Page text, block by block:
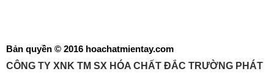
Bản quyền © 2016 hoachatmientay.com
CÔNG TY XNK TM SX HÓA CHẤT ĐẮC TRƯỜNG PHÁT